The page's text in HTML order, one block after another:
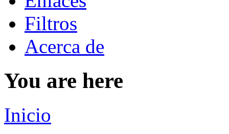
Filtros
Acerca de
You are here
Inicio